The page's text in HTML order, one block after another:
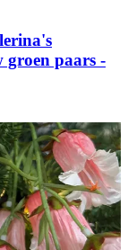
groen paars -